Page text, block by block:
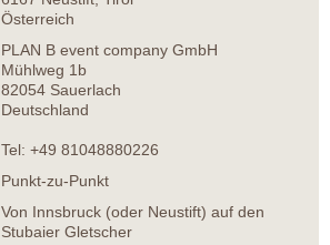
Österreich
PLAN B event company GmbH
Mühlweg 1b
82054 Sauerlach
Deutschland
Tel: +49 81048880226
Punkt-zu-Punkt
Von Innsbruck (oder Neustift) auf den
Stubaier Gletscher